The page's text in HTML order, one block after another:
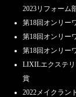
2023リフォーム
第18回オンリー
第18回オンリー
第18回オンリー
LIXILエクステ
賞
2022メイクラン